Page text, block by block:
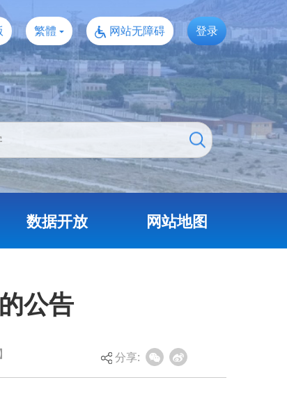
繁體 网站无障碍 登录
数据开放 网站地图
公告
】 分享:
粮，依法维护